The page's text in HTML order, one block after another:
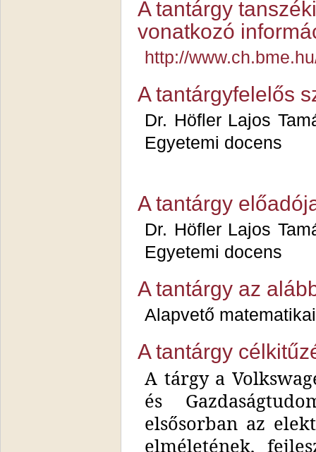
A tantárgy
vonatkozó
http://
A tantárgyfelelős
Dr. Höfler
Egyetemi docens
A tantárgy
Dr. Höfler
Egyetemi docens
A tantárgy az
Alapvető
A tantárgy
A tárgy a
és
elsősorban az
elméletének,